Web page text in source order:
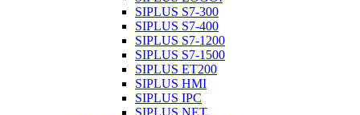
SIPLUS S7-300
SIPLUS S7-400
SIPLUS S7-1200
SIPLUS S7-1500
SIPLUS ET200
SIPLUS HMI
SIPLUS IPC
SIPLUS NET